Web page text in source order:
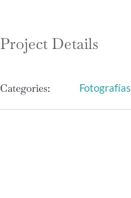
Project Details
Categories: Fotografías